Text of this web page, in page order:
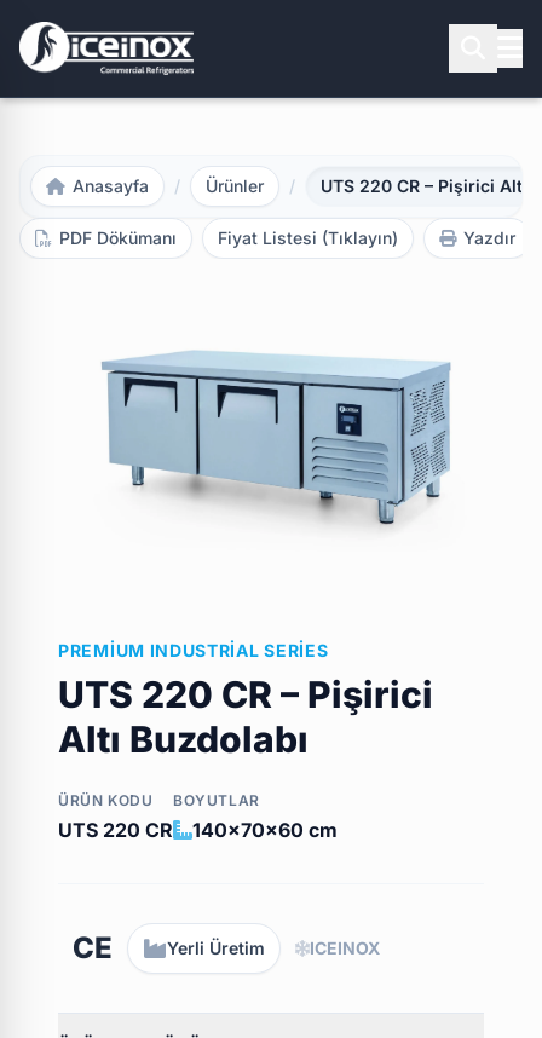
Aramak için Enter'a basınız
Anasayfa / Ürünler / UTS 220 CR – Pişirici Altı
PDF Dökümanı Fiyat Listesi (Tıklayın) Yazdır
PREMIUM INDUSTRIAL SERIES
UTS 220 CR – Pişirici
Altı Buzdolabı
ÜRÜN KODU
UTS 220 CR
BOYUTLAR
140x70x60 cm
CE Yerli Üretim ICEINOX